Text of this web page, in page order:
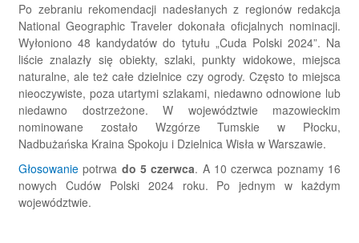
Po zebraniu rekomendacji nadesłanych z regionów redakcja
National Geographic Traveler dokonała oficjalnych nominacji.
Wyłoniono 48 kandydatów do tytułu „Cuda Polski 2024”. Na
liście znalazły się obiekty, szlaki, punkty widokowe, miejsca
naturalne, ale też całe dzielnice czy ogrody. Często to miejsca
nieoczywiste, poza utartymi szlakami, niedawno odnowione lub
niedawno dostrzeżone. W województwie mazowieckim
nominowane zostało Wzgórze Tumskie w Płocku,
Nadbużańska Kraina Spokoju i Dzielnica Wisła w Warszawie.
Głosowanie potrwa do 5 czerwca. A 10 czerwca poznamy 16
nowych Cudów Polski 2024 roku. Po jednym w każdym
województwie.